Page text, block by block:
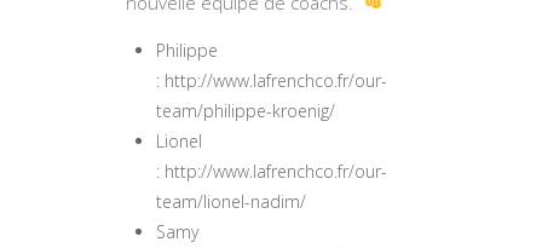
Philippe
: http://www.lafrenchco.fr/our-
team/philippe-kroenig/
Lionel
: http://www.lafrenchco.fr/our-
team/lionel-nadim/
Samy